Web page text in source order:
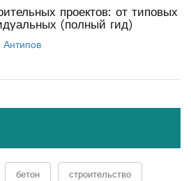
проектов: от типовых
(полный гид)
бетон строительство